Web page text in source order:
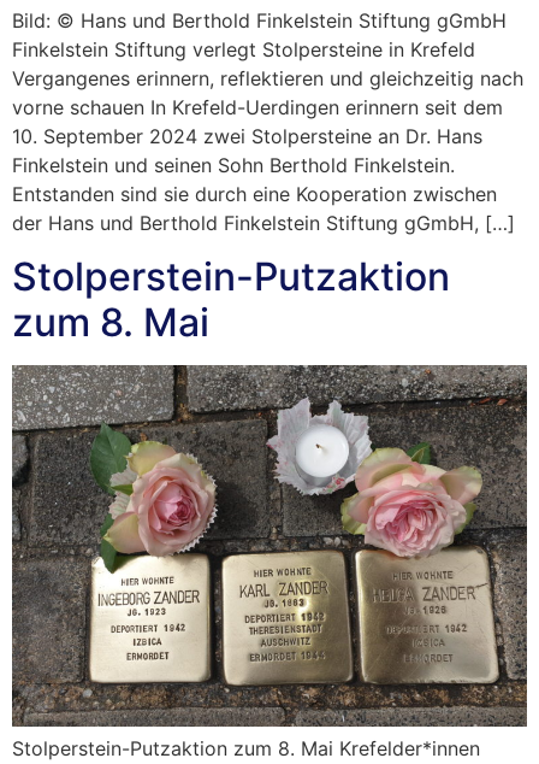
Bild: © Hans und Berthold Finkelstein Stiftung gGmbH
Finkelstein Stiftung verlegt Stolpersteine in Krefeld
Vergangenes erinnern, reflektieren und gleichzeitig nach
vorne schauen In Krefeld-Uerdingen erinnern seit dem
10. September 2024 zwei Stolpersteine an Dr. Hans
Finkelstein und seinen Sohn Berthold Finkelstein.
Entstanden sind sie durch eine Kooperation zwischen
der Hans und Berthold Finkelstein Stiftung gGmbH, […]
Stolperstein-Putzaktion
zum 8. Mai​
Stolperstein-Putzaktion zum 8. Mai Krefelder*innen